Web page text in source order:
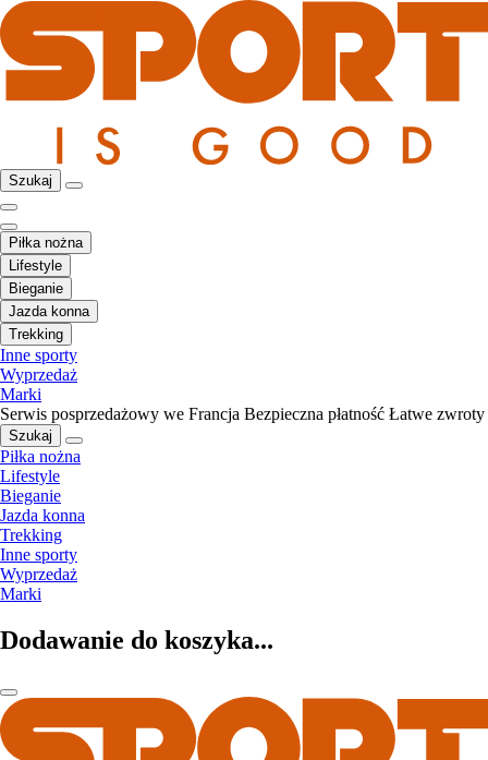
Szukaj
Piłka nożna
Lifestyle
Bieganie
Jazda konna
Trekking
Inne sporty
Wyprzedaż
Marki
Serwis posprzedażowy we Francja Bezpieczna płatność Łatwe zwroty
Szukaj
Piłka nożna
Lifestyle
Bieganie
Jazda konna
Trekking
Inne sporty
Wyprzedaż
Marki
Dodawanie do koszyka...